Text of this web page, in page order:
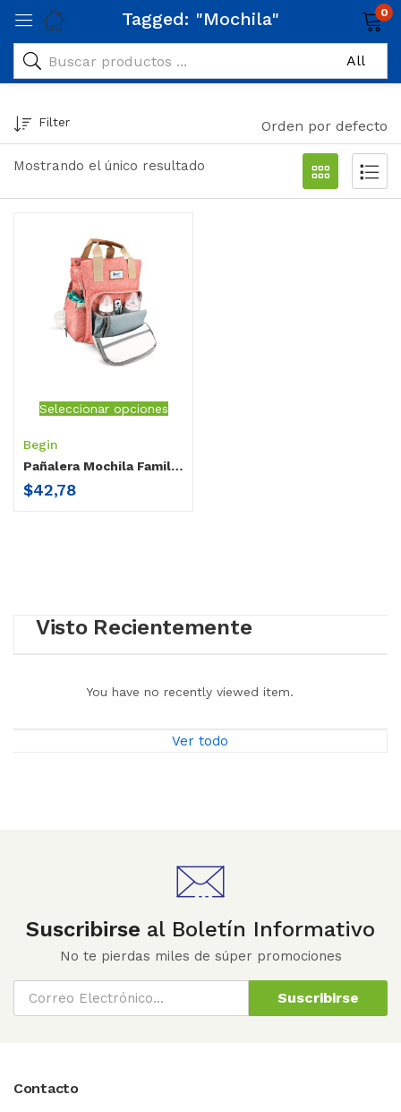
Tagged: "Mochila" 0
Mostrando el único resultado
Filter Orden por defecto
Seleccionar opciones
Begin
Pañalera Mochila Familiar Begin
$42,78
Visto Recientemente
You have no recently viewed item.
Ver todo
Suscribirse al Boletín Informativo
No te pierdas miles de súper promociones
Suscribirse
Contacto